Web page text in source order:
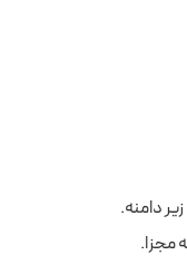
دامنه.
مجزا.